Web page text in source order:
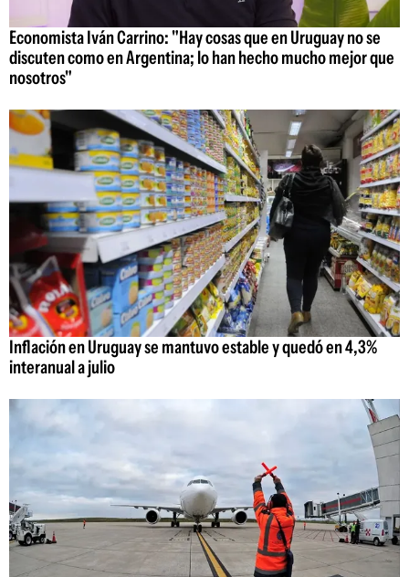
Economista Iván Carrino: "Hay cosas que en Uruguay no se
discuten como en Argentina; lo han hecho mucho mejor que
nosotros"
Inflación en Uruguay se mantuvo estable y quedó en 4,3%
interanual a julio